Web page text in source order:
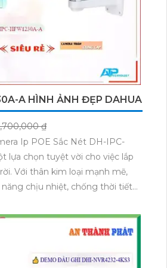
gian nào khác.
A HÌNH ẢNH ĐẸP DAHUA
₫
Ip POE Sắc Nét DH-IPC-
lựa chọn tuyệt vời cho việc lắp
Với thân kim loại mạnh mẽ,
năng chịu nhiệt, chống thời tiết
ảnh sắc nét 2.0 MP, camera này
nét và chi tiết. Sản phẩm được
IP POE, cho phép dễ dàng kết
mạng. Điều này rất hữu ích khi